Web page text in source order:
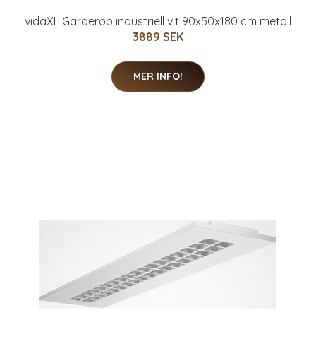
vidaXL Garderob industriell vit 90x50x180 cm metall
3889 SEK
MER INFO!